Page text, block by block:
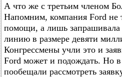
А что же с третьим членом
Напомним, компания Ford не
помощи, а лишь запрашивала
линию в размере девяти
Конгрессмены учли это и
Ford может и подождать. Но
пообещали рассмотреть